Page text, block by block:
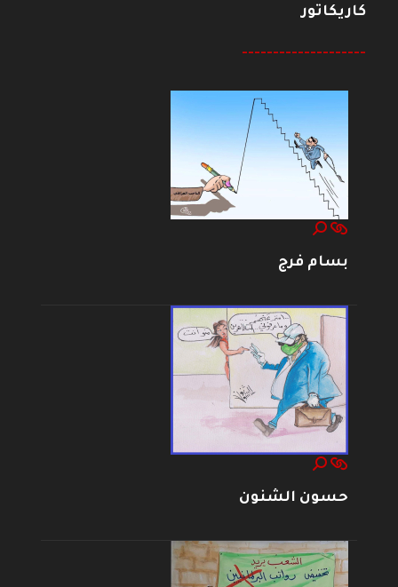
كاريكاتور
--------------------
بسام فرج
حسون الشنون